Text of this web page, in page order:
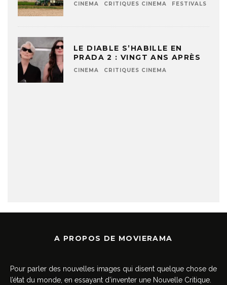
CINEMA CRITIQUES CINEMA FESTIVALS
LE DIABLE S’HABILLE EN
PRADA 2 : VINGT ANS APRÈS
CINEMA CRITIQUES CINEMA
A PROPOS DE MOVIERAMA
Pour parler des nouvelles images qui disent quelque chose de
l’état du monde, en essayant d’inventer une Nouvelle Critique.